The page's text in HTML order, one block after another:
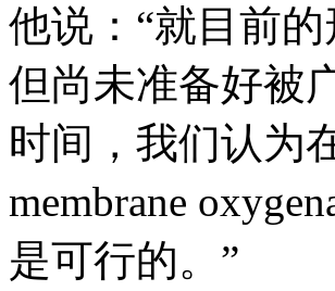
他说：“就目前
但尚未准备好被
时间，我们认为
membrane
是可行的。”